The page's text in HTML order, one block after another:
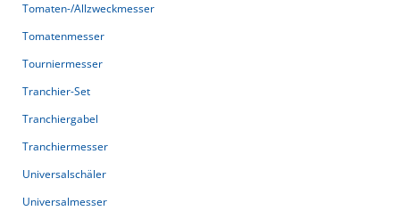
Tomaten-/Allzweckmesser
Tomatenmesser
Tourniermesser
Tranchier-Set
Tranchiergabel
Tranchiermesser
Universalschäler
Universalmesser